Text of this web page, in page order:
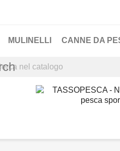
MULINELLI CANNE DA